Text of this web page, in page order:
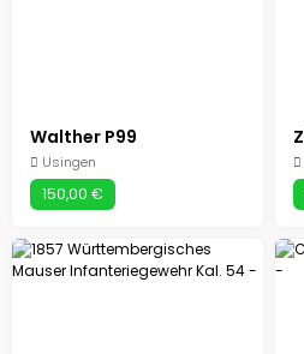
Walther P99
Usingen
150,00 €